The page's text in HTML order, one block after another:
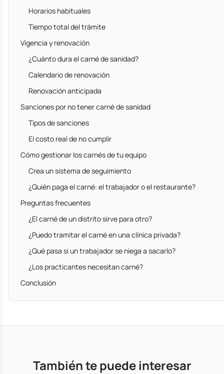
Horarios habituales
Tiempo total del trámite
Vigencia y renovación
¿Cuánto dura el carné de sanidad?
Calendario de renovación
Renovación anticipada
Sanciones por no tener carné de sanidad
Tipos de sanciones
El costo real de no cumplir
Cómo gestionar los carnés de tu equipo
Crea un sistema de seguimiento
¿Quién paga el carné: el trabajador o el restaurante?
Preguntas frecuentes
¿El carné de un distrito sirve para otro?
¿Puedo tramitar el carné en una clínica privada?
¿Qué pasa si un trabajador se niega a sacarlo?
¿Los practicantes necesitan carné?
Conclusión
También te puede interesar